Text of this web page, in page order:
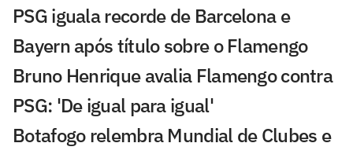
PSG iguala recorde de Barcelona e
Bayern após título sobre o Flamengo
Bruno Henrique avalia Flamengo contra
PSG: 'De igual para igual'
Botafogo relembra Mundial de Clubes e